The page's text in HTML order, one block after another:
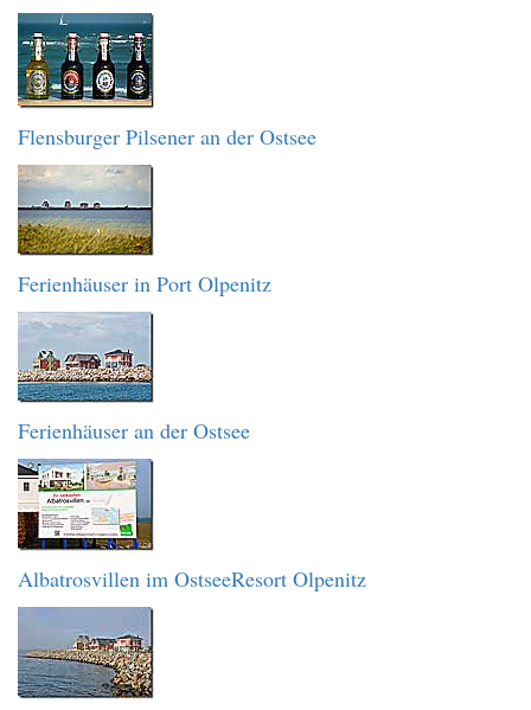
Flensburger Pilsener an der Ostsee
Ferienhäuser in Port Olpenitz
Ferienhäuser an der Ostsee
Albatrosvillen im OstseeResort Olpenitz